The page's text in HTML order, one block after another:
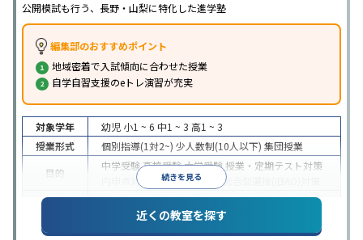
公開模試も行う、長野・山梨に特化した進学塾
編集部のおすすめポイント
地域密着で入試傾向に合わせた授業
自学自習支援のeトレ演習が充実
続きを見る
対象学年 幼児 小1 ~ 6 中1 ~ 3 高1 ~ 3
授業形式
個別指導(1対2~) 少人数制(10人以下) 集団授業
目的
中学受験高校受験大学受験 授業・定期テスト対策
内申点対策
学習習慣の定着
総合型選抜(旧AO)対策
特徴
中高一貫校生に対応1科目から受講可能自習室あり
近くの教室を探す